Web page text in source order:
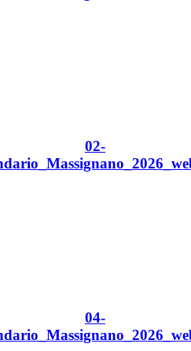
02-
04-